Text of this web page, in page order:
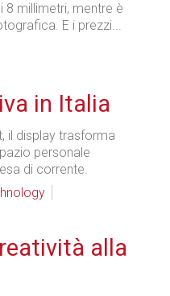
millimetri, mentre è
E i prezzi...
in Italia
il display trasforma
personale
di corrente.
alla